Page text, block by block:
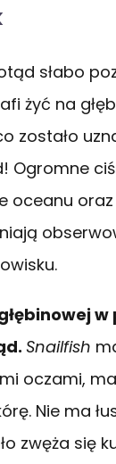
słabo
żyć na
zostało
Ogromne
oceanu
w
Snailfish
oczami,
Nie ma
zwęża się